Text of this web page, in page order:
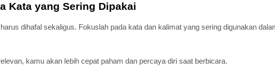
Kata yang Sering Dipakai
dihafal sekaligus. Fokuslah pada kata dan kalimat yang sering digunakan
kamu akan lebih cepat paham dan percaya diri saat berbicara.